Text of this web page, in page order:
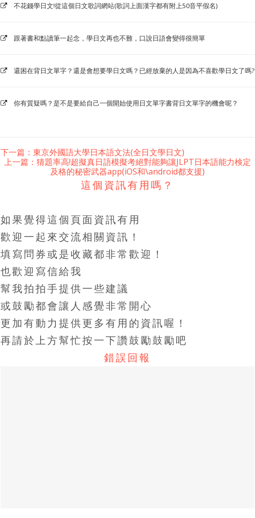
不花錢學日文!從這個日文歌詞網站(歌詞上面漢字都有附上50音平假名)
跟著書和點讀筆一起念，學日文再也不難，口說日語會變得很簡單
還困在背日文單字？還是會想要學日文嗎？已經放棄的人是因為不喜歡學日文了嗎?
你有質疑嗎？是不是要給自己一個開始使用日文單字書背日文單字的機會呢？
下一篇：東京外國語大學日本語文法(全日文學日文)
上一篇：猜題率高!超擬真日語模擬考絕對能夠讓JLPT日本語能力検定
及格的秘密武器app(iOS和\android都支援)
這個資訊有用嗎？
如果覺得這個頁面資訊有用
歡迎一起來交流相關資訊！
填寫問券或是收藏都非常歡迎！
也歡迎寫信給我
幫我拍拍手提供一些建議
或鼓勵都會讓人感覺非常開心
更加有動力提供更多有用的資訊喔！
再請於上方幫忙按一下讚鼓勵鼓勵吧
錯誤回報